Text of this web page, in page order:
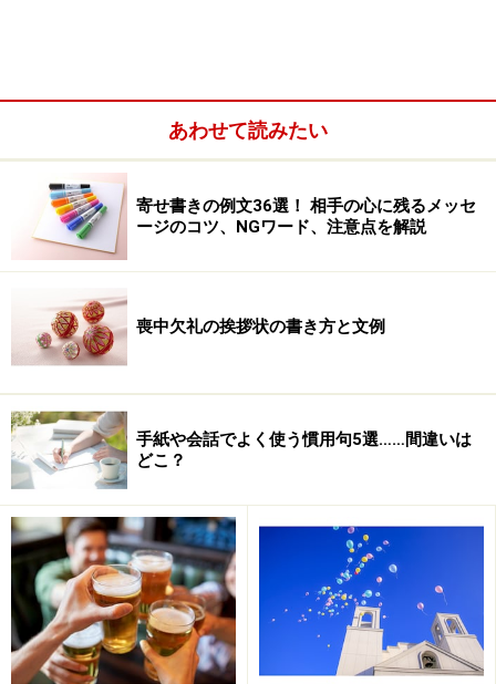
念願の女の子とのこと、喜びも一層ですね。
安産で、日十美さんも赤ちゃんも元気なご様子何よりで
す(※2)。
メールのお写真では、目元は日十美さん似でしょうか？
美人さんで将来が楽しみですね(※3)。
お祝いは何がいいかなと迷いましたが、フォトフレーム
にしてみました。
たくさん写真を飾ってね（※4）。
また落ち着かれたころにでも、お顔を見におうかがいい
あわせて読みたい
寄せ書きの例文36選！ 相手の心に残るメッセ
ージのコツ、NGワード、注意点を解説
喪中欠礼の挨拶状の書き方と文例
手紙や会話でよく使う慣用句5選……間違いは
どこ？